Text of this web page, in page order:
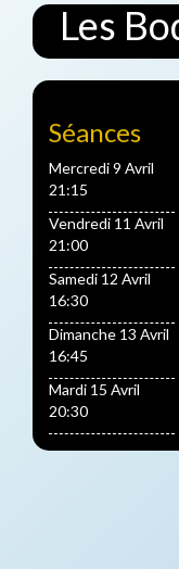
Les
Séances
Mercredi 9 Avril
21:15
Vendredi 11 Avril
21:00
Samedi 12 Avril
16:30
Dimanche 13 Avril
16:45
Mardi 15 Avril
20:30